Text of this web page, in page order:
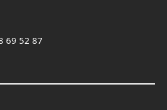
69 52 87